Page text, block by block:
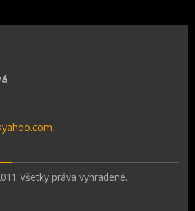
yahoo.com
Všetky práva vyhradené.